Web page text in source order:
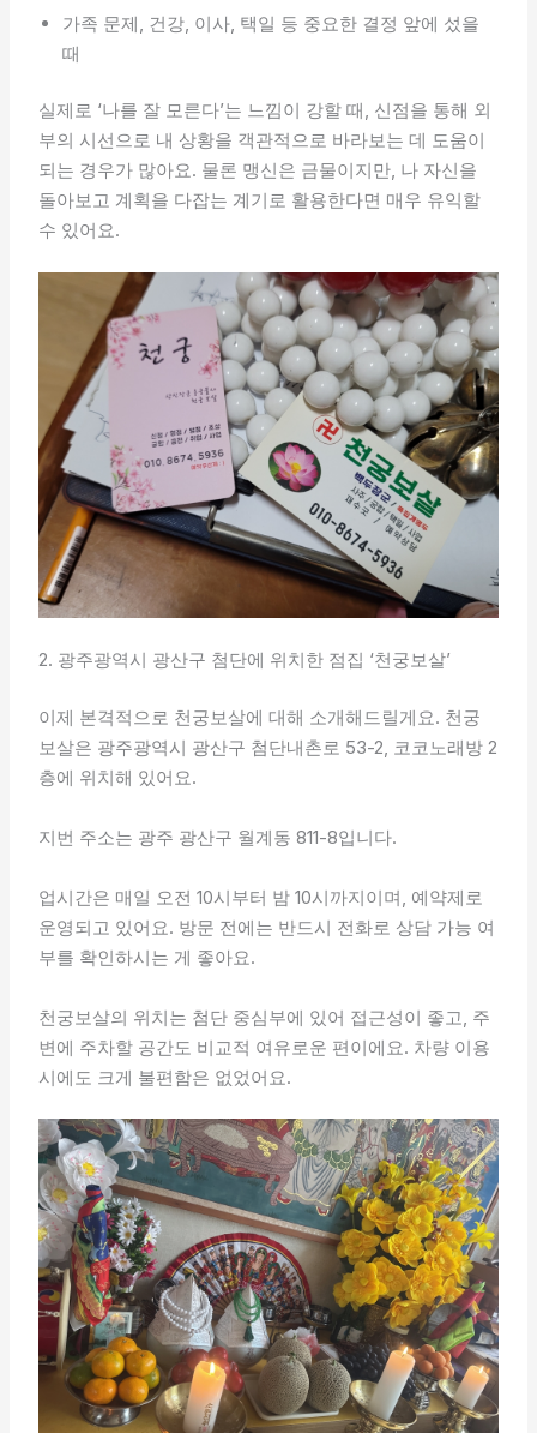
가족 문제, 건강, 이사, 택일 등 중요한 결정 앞에 섰을
때
실제로 ‘나를 잘 모른다’는 느낌이 강할 때, 신점을 통해 외
부의 시선으로 내 상황을 객관적으로 바라보는 데 도움이
되는 경우가 많아요. 물론 맹신은 금물이지만, 나 자신을
돌아보고 계획을 다잡는 계기로 활용한다면 매우 유익할
수 있어요.
2. 광주광역시 광산구 첨단에 위치한 점집 ‘천궁보살’
이제 본격적으로 천궁보살에 대해 소개해드릴게요. 천궁
보살은 광주광역시 광산구 첨단내촌로 53-2, 코코노래방 2
층에 위치해 있어요.
지번 주소는 광주 광산구 월계동 811-8입니다.
업시간은 매일 오전 10시부터 밤 10시까지이며, 예약제로
운영되고 있어요. 방문 전에는 반드시 전화로 상담 가능 여
부를 확인하시는 게 좋아요.
천궁보살의 위치는 첨단 중심부에 있어 접근성이 좋고, 주
변에 주차할 공간도 비교적 여유로운 편이에요. 차량 이용
시에도 크게 불편함은 없었어요.